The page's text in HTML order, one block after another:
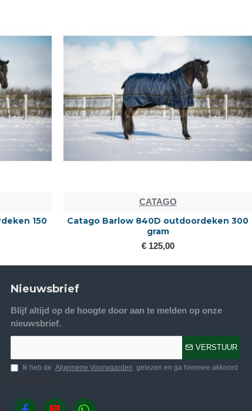
150
CATAGO
Catago Barlow 840D outdoordeken 300
gram
€ 125,00
Nieuwsbrief
Blijf altijd op de hoogte door aan te melden op onze
nieuwsbrief.
VERSTUUR
Ik heb de Algemene Voorwaarden gelezen en ga hiermee akkoord